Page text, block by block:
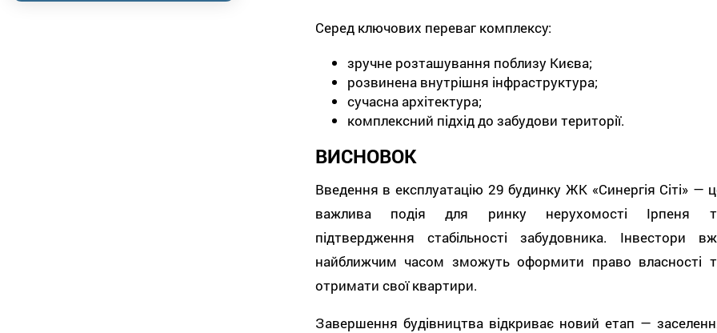
Серед ключових переваг комплексу:
зручне розташування поблизу Києва;
розвинена внутрішня інфраструктура;
сучасна архітектура;
комплексний підхід до забудови території.
ВИСНОВОК
Введення в експлуатацію 29 будинку ЖК «Синергія Сіті» —
важлива подія для ринку нерухомості Ірпеня
підтвердження стабільності забудовника. Інвестори
найближчим часом зможуть оформити право власності
отримати свої квартири.
Завершення будівництва відкриває новий етап —